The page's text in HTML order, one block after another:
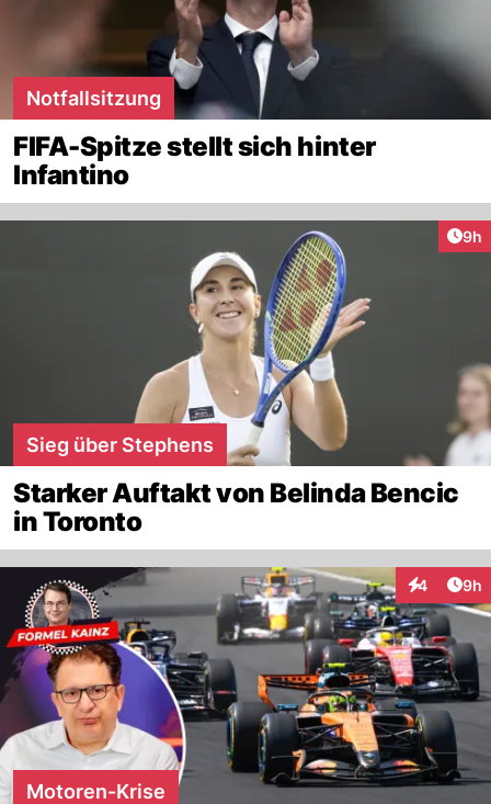
Notfallsitzung
FIFA-Spitze stellt sich hinter
Infantino
9h
Sieg über Stephens
Starker Auftakt von Belinda Bencic
in Toronto
4 9h
Motoren-Krise